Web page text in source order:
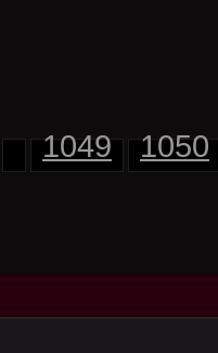
1049 1050